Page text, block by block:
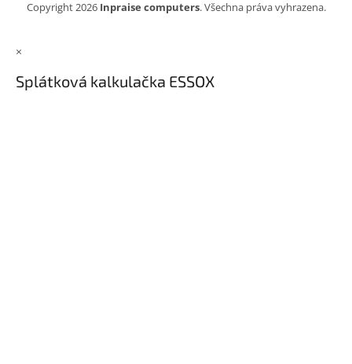
Copyright 2026 Inpraise computers. Všechna práva vyhrazena.
×
Splátková kalkulačka ESSOX